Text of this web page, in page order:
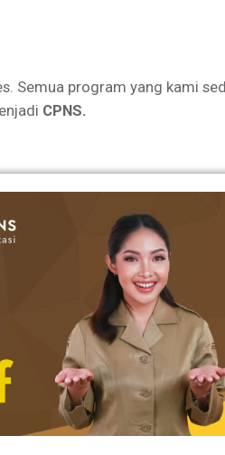
Semua program yang kami
CPNS.